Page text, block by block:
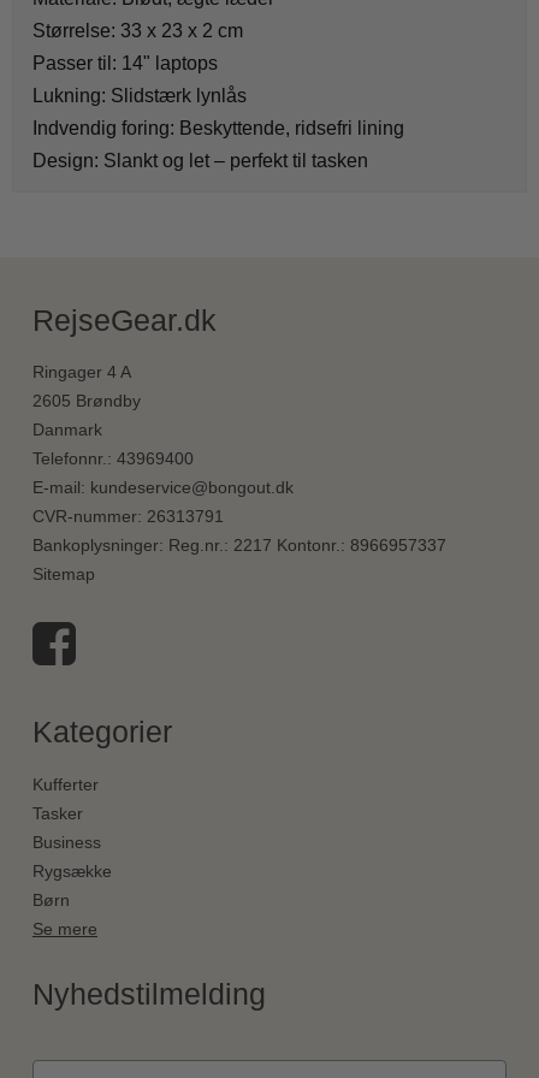
Størrelse: 33 x 23 x 2 cm
Passer til: 14" laptops
Lukning: Slidstærk lynlås
Indvendig foring: Beskyttende, ridsefri lining
Design: Slankt og let – perfekt til tasken
RejseGear.dk
Ringager 4 A
2605 Brøndby
Danmark
Telefonnr.: 43969400
E-mail: kundeservice@bongout.dk
CVR-nummer: 26313791
Bankoplysninger: Reg.nr.: 2217 Kontonr.: 8966957337
Sitemap
Kategorier
Kufferter
Tasker
Business
Rygsække
Børn
Se mere
Nyhedstilmelding
Fornavn